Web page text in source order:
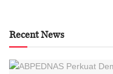
Recent News